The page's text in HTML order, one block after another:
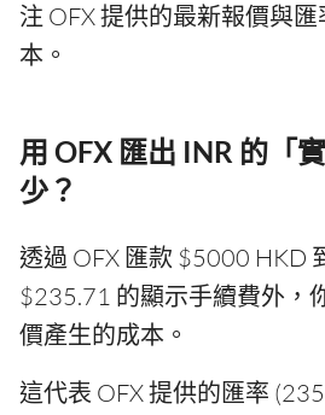
注 OFX 提供的最新報價與
本。
用 OFX 匯出 INR 的「
少？
透過 OFX 匯款 $5000 HKD
$235.71 的顯示手續費外，
價產生的成本。
這代表 OFX 提供的匯率